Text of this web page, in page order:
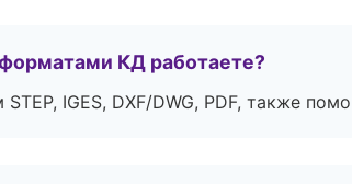
КД работаете?
IGES, DXF/DWG, PDF, также